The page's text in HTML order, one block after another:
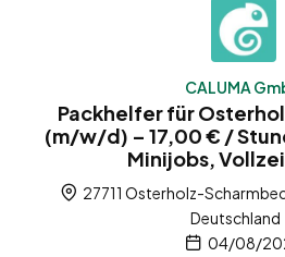
CALUMA
Packhelfer für
(m/w/d) – 17,00 € /
Minijobs,
27711 Osterholz-
Deutschland
04/08/